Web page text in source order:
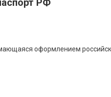
РФ
оформлением